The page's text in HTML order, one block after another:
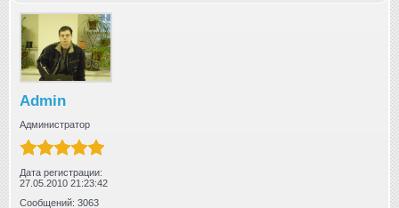
Admin
Администратор
Дата регистрации:
27.05.2010 21:23:42
Сообщений: 3063